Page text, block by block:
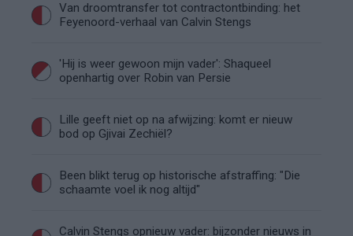
Van droomtransfer tot contractontbinding: het
Feyenoord-verhaal van Calvin Stengs
'Hij is weer gewoon mijn vader': Shaqueel
openhartig over Robin van Persie
Lille geeft niet op na afwijzing: komt er nieuw
bod op Gjivai Zechiël?
Been blikt terug op historische afstraffing: "Die
schaamte voel ik nog altijd"
Calvin Stengs opnieuw vader: bijzonder nieuws in